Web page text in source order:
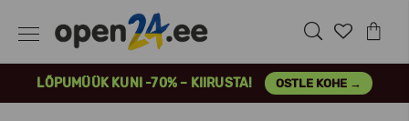
LÕPUMÜÜK KUNI -70% – KIIRUSTA! OSTLE KOHE →